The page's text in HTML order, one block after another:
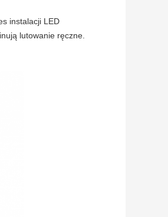
instalacji LED
lutowanie ręczne.